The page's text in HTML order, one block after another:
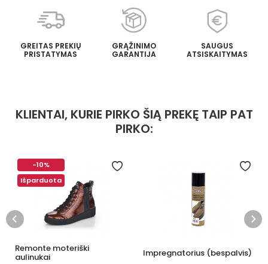
GREITAS PREKIŲ
PRISTATYMAS
GRĄŽINIMO
GARANTIJA
SAUGUS
ATSISKAITYMAS
KLIENTAI, KURIE PIRKO ŠIĄ PREKĘ TAIP PAT
PIRKO:
-10%
Išparduota
Remonte moteriški
aulinukai Impregnatorius (bespalvis)